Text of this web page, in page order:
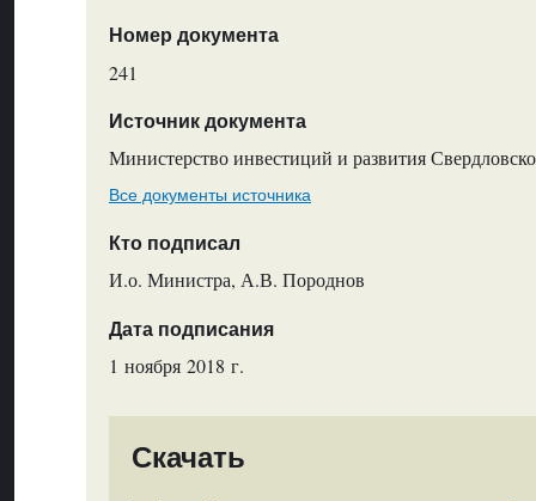
Номер документа
241
Источник документа
Министерство инвестиций и развития
Все документы источника
Кто подписал
И.о. Министра, А.В. Породнов
Дата подписания
1 ноября 2018 г.
Скачать